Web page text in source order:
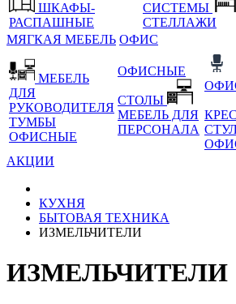
ШКАФЫ-
РАСПАШНЫЕ
СИСТЕМЫ
СТЕЛЛАЖИ
МЯГКАЯ МЕБЕЛЬ ОФИС
МЕБЕЛЬ
ДЛЯ
РУКОВОДИТЕЛЯ
ТУМБЫ
ОФИСНЫЕ
ОФИСНЫЕ
СТОЛЫ
МЕБЕЛЬ ДЛЯ
ПЕРСОНАЛА
АКЦИИ
КУХНЯ
БЫТОВАЯ ТЕХНИКА
ИЗМЕЛЬЧИТЕЛИ
ИЗМЕЛЬЧИТЕЛИ